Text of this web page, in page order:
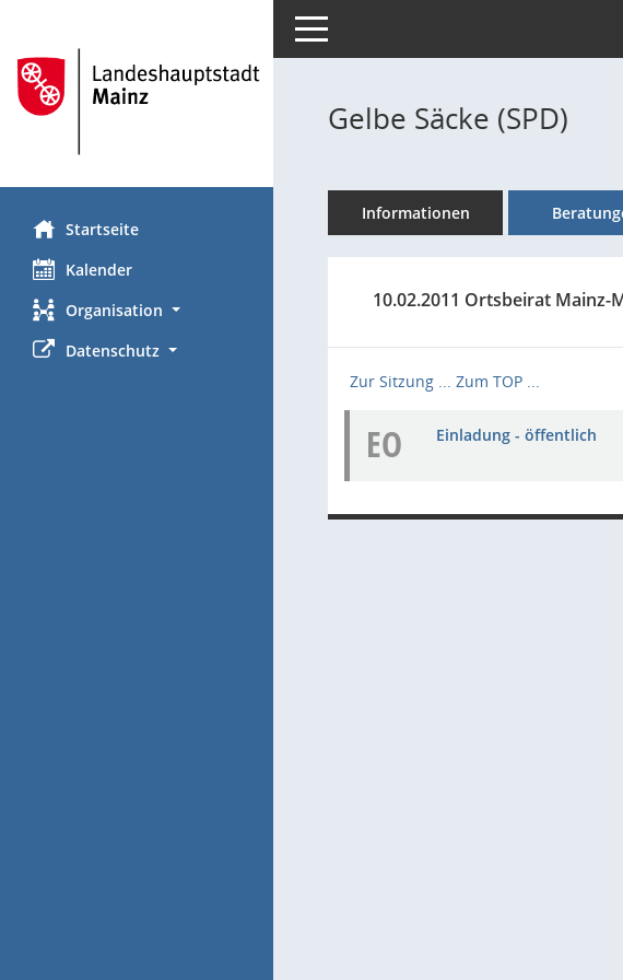
Startseite
Kalender
Organisation
Datenschutz
Toggle navigation
Gelbe Säcke (SPD)
Informationen
10.02.2011 Ortsbeirat Mainz-
Zur Sitzung ... Zum TOP ...
EO Einladung - öffentlich